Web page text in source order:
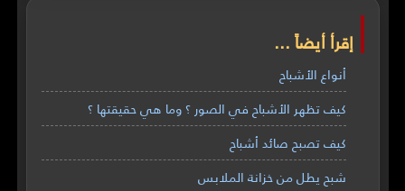
إقرأ أيضاً ...
أنواع الأشباح
كيف تظهر الأشباح في الصور ؟ وما هي حقيقتها ؟
كيف تصبح صائد أشباح
شبح يطل من خزانة الملابس